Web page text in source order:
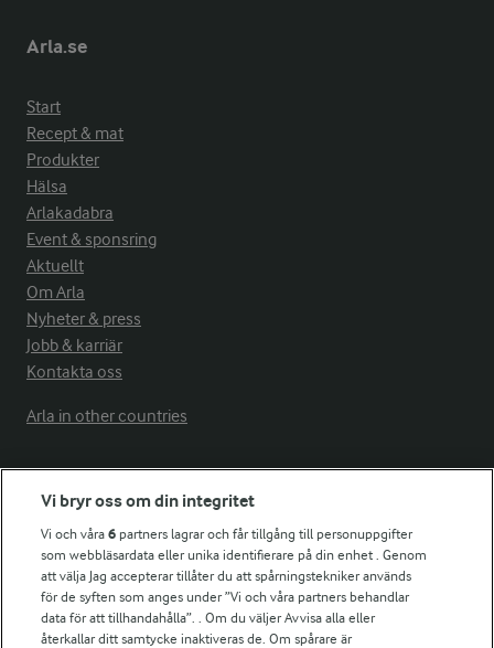
Arla.se
Start
Recept & mat
Produkter
Hälsa
Arlakadabra
Event & sponsring
Aktuellt
Om Arla
Nyheter & press
Jobb & karriär
Kontakta oss
Arla in other countries
Fler Arlasajter
För ägare
Arlas kundportal
Arla.com
Falbygdens Ost
Vi bryr oss om din integritet
Vi och våra6 partners lagrar och får tillgång till personuppgifter
som webbläsardata eller unika identifierare på din enhet . Genom
att välja Jag accepterar tillåter du att spårningstekniker används
för de syften som anges under ”Vi och våra partners behandlar
data för att tillhandahålla”. . Om du väljer Avvisa alla eller
återkallar ditt samtycke inaktiveras de. Om spårare är